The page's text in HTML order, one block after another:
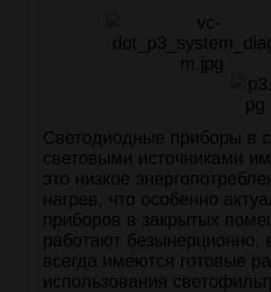
Светодиодные приборы в
световыми источниками
это низкое
нагрев, что особенно
приборов в закрытых
работают безынерционно,
всегда имеются готовые
использования